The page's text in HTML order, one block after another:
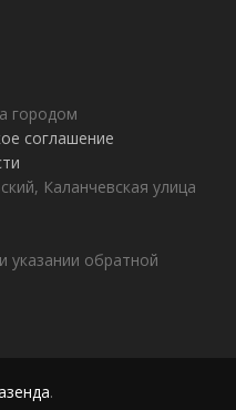
городом
соглашение
Каланчевская улица
указании обратной
.